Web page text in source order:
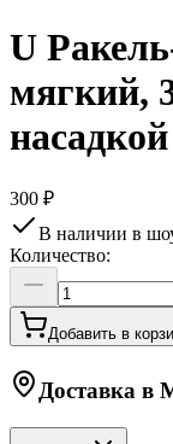
U
мягкий,
300 ₽
В наличии в
Количество:
Добавить в
Доставка в